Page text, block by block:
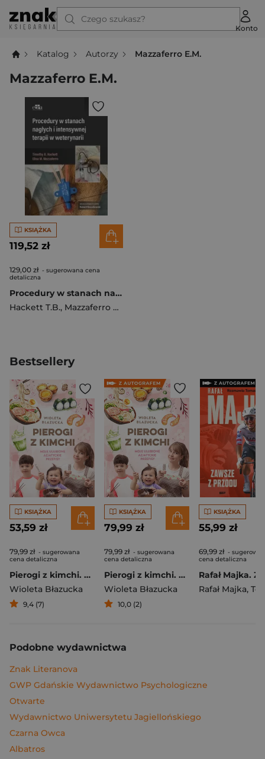
Czego szukasz?
Konto
Katalog Autorzy Mazzaferro E.M.
Mazzaferro E.M.
KSIĄŻKA
119,52 zł
129,00 zł - sugerowana cena
detaliczna
Procedury w stanach nagłych i intensywnej terapii w weterynarii
Hackett T.B., Mazzaferro E.M.
Bestsellery
KSIĄŻKA
53,59 zł
79,99 zł - sugerowana
cena detaliczna
Pierogi z kimchi. Moje ulubione azjatyckie przepisy
Wioleta Błazucka
9,4 (7)
KSIĄŻKA
79,99 zł
79,99 zł - sugerowana
cena detaliczna
Pierogi z kimchi. Moje ulubione azjatyckie przepisy - książka z autografem
Wioleta Błazucka
10,0 (2)
KSIĄŻKA
55,99 zł
69,99 zł -
cena detaliczna
Rafał Majka,
Podobne wydawnictwa
Znak Literanova
GWP Gdańskie Wydawnictwo Psychologiczne
Otwarte
Wydawnictwo Uniwersytetu Jagiellońskiego
Czarna Owca
Albatros